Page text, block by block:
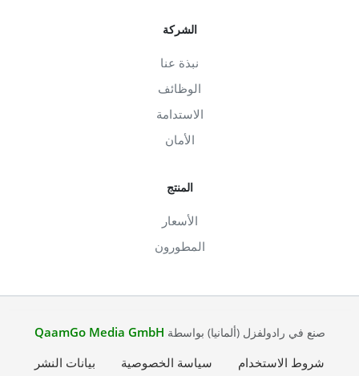
الشركة
نبذة عنا
الوظائف
الاستدامة
الأمان
المنتج
الأسعار
المطورون
صنع في رادولفزل (ألمانيا) بواسطة QaamGo Media GmbH
شروط الاستخدام
سياسة الخصوصية بيانات النشر